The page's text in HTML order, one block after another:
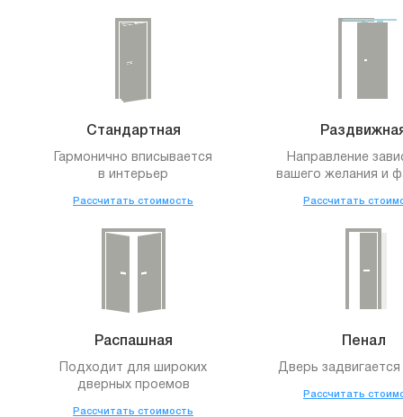
Стандартная
Гармонично вписывается
в интерьер
Рассчитать стоимость
Направление
вашего желания и
Рассчитать
Распашная
Подходит для широких
дверных проемов
Рассчитать стоимость
Пенал
Дверь задвигается
Рассчитать